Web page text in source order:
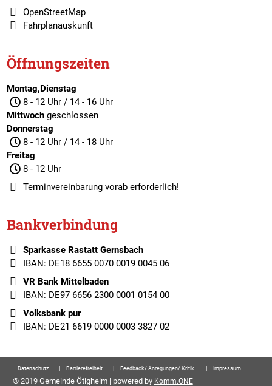
OpenStreetMap
Fahrplanauskunft
Öffnungszeiten
Montag,Dienstag
8 - 12 Uhr / 14 - 16 Uhr
Mittwochgeschlossen
Donnerstag
8 - 12 Uhr / 14 - 18 Uhr
Freitag
8 - 12 Uhr
Terminvereinbarungvorab erforderlich!
Bankverbindung
Sparkasse Rastatt Gernsbach
IBAN: DE18 6655 0070 0019 0045 06
VR Bank Mittelbaden
IBAN: DE97 6656 2300 0001 0154 00
Volksbank pur
IBAN: DE21 6619 0000 0003 3827 02
Datenschutz Barrierefreiheit Feedback/ Anregungen/ Kritik Impressum
© 2019 Gemeinde Ötigheim | powered by Komm.ONE